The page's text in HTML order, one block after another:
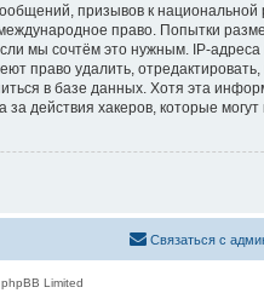
призывов к
право. Попытки
мы сочтём это нужным. IP-
право удалить,
в базе данных. Хотя эта
хакеров, которые могут
Связаться с
Limited